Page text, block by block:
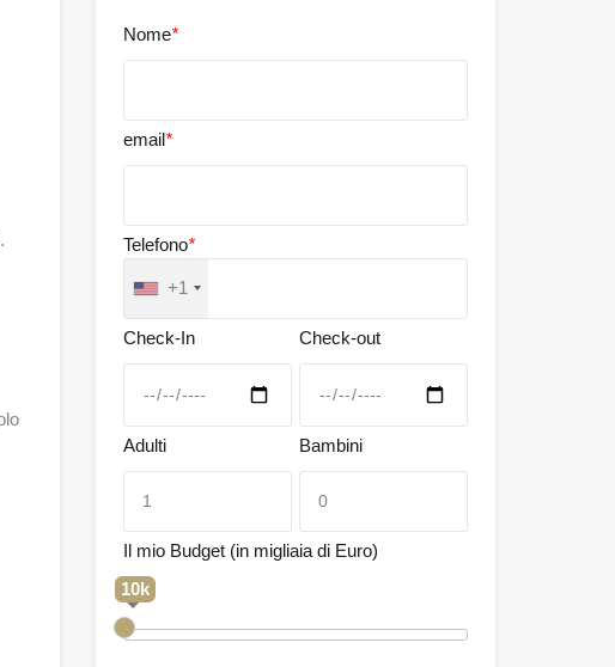
.
Nome*
email*
Telefono*
+1
Check-In Check-out
Adulti Bambini
Il mio Budget (in migliaia di Euro)
10k